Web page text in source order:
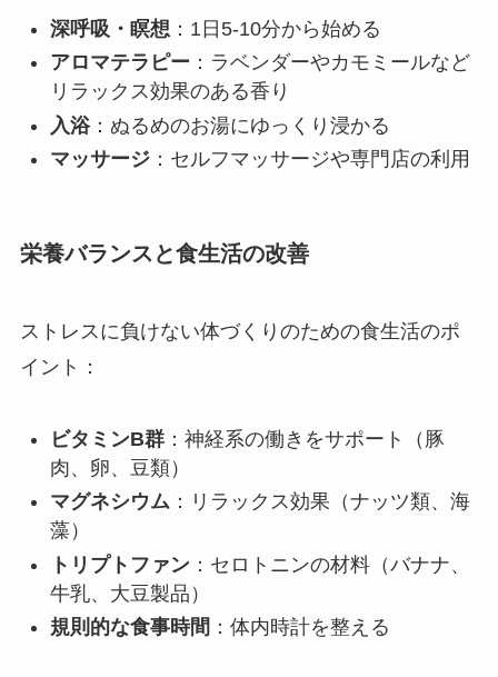
深呼吸・瞑想 ：1日5-10分から始める
アロマテラピー ：ラベンダーやカモミールなど
リラックス効果のある香り
入浴：ぬるめのお湯にゆっくり浸かる
マッサージ：セルフマッサージや専門店の利用
栄養バランスと食生活の改善
ストレスに負けない体づくりのための食生活のポ
イント：
ビタミンB群：神経系の働きをサポート（豚
肉、卵、豆類）
マグネシウム：リラックス効果（ナッツ類、海
藻）
トリプトファン：セロトニンの材料（バナナ、
牛乳、大豆製品）
規則的な食事時間 ：体内時計を整える